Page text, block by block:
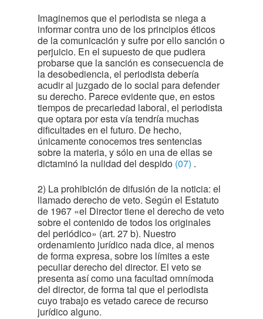
Imaginemos que el periodista se niega a
informar contra uno de los principios éticos
de la comunicación y sufre por ello sanción o
perjuicio. En el supuesto de que pudiera
probarse que la sanción es consecuencia de
la desobediencia, el periodista debería
acudir al juzgado de lo social para defender
su derecho. Parece evidente que, en estos
tiempos de precariedad laboral, el periodista
que optara por esta vía tendría muchas
dificultades en el futuro. De hecho,
únicamente conocemos tres sentencias
sobre la materia, y sólo en una de ellas se
dictaminó la nulidad del despido (07) .
2) La prohibición de difusión de la noticia: el
llamado derecho de veto. Según el Estatuto
de 1967 «el Director tiene el derecho de veto
sobre el contenido de todos los originales
del periódico» (art. 27 b). Nuestro
ordenamiento jurídico nada dice, al menos
de forma expresa, sobre los límites a este
peculiar derecho del director. El veto se
presenta así como una facultad omnímoda
del director, de forma tal que el periodista
cuyo trabajo es vetado carece de recurso
jurídico alguno.